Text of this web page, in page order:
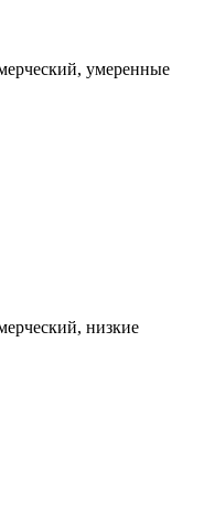
умеренные
низкие